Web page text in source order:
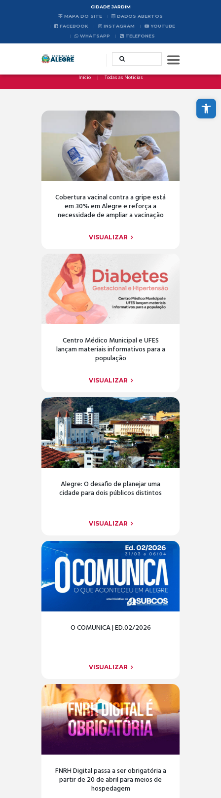
Abrir a barra de ferramentas
CIDADE JARDIM
MAPA DO SITE
DADOS ABERTOS
FACEBOOK
INSTAGRAM
YOUTUBE
WHATSAPP
TELEFONES
Início Todas as Noticias
Cobertura vacinal contra a gripe está
em 30% em Alegre e reforça a
necessidade de ampliar a vacinação
VISUALIZAR
Centro Médico Municipal e UFES
lançam materiais informativos para a
população
VISUALIZAR
Alegre: O desafio de planejar uma
cidade para dois públicos distintos
VISUALIZAR
O COMUNICA | ED.02/2026
VISUALIZAR
FNRH Digital passa a ser obrigatória a
partir de 20 de abril para meios de
hospedagem